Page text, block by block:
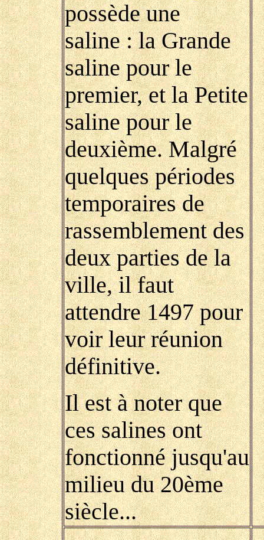
possède une
saline : la Grande
saline pour le
premier, et la Petite
saline pour le
deuxième. Malgré
quelques périodes
temporaires de
rassemblement des
deux parties de la
ville, il faut
attendre 1497 pour
voir leur réunion
définitive.
Il est à noter que
ces salines ont
fonctionné jusqu'au
milieu du 20ème
siècle...